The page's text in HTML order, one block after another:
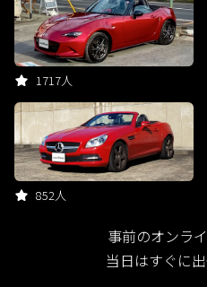
1717人
852人
事前のオンラ
当日はすぐに